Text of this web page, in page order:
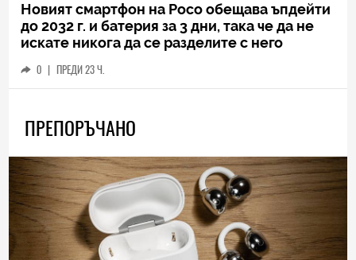
Новият смартфон на Poco обещава ъпдейти
до 2032 г. и батерия за 3 дни, така че да не
искате никога да се разделите с него
0 | ПРЕДИ 23 Ч.
ПРЕПОРЪЧАНО